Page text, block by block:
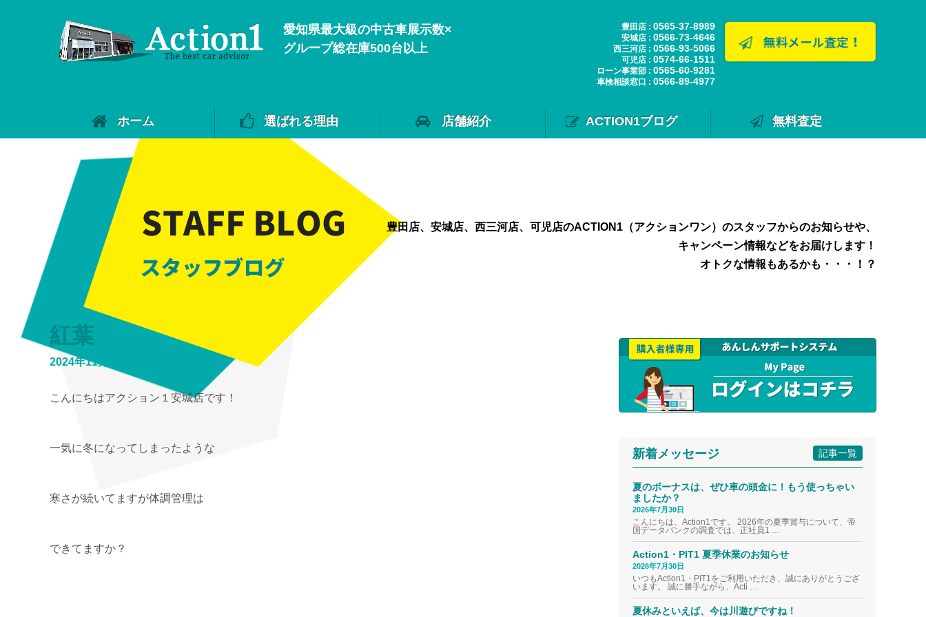
愛知県最大級の中古車展示数×
グループ総在庫500台以上
豊田店 : 0565-37-8989
安城店 : 0566-73-4646
西三河店 : 0566-93-5066
可児店 : 0574-66-1511
ローン事業部 : 0565-60-9281
車検相談窓口 : 0566-89-4977
ホーム 選ばれる理由 店舗紹介 ACTION1ブログ 無料査定
豊田店、安城店、西三河店、可児店のACTION1（アクションワン）のスタッフからのお知らせや、
キャンペーン情報などをお届けします！
オトクな情報もあるかも・・・！？
紅葉
2024年11月8日
こんにちはアクション１安城店です！
一気に冬になってしまったような
寒さが続いてますが体調管理は
できてますか？
記事一覧
新着メッセージ
夏のボーナスは、ぜひ車の頭金に！もう使っちゃい
ましたか？
2026年7月30日
こんにちは、Action1です。 2026年の夏季賞与について、帝
国データバンクの調査では、正社員1 …
Action1・PIT1 夏季休業のお知らせ
2026年7月30日
いつもAction1・PIT1をご利用いただき、誠にありがとうござ
います。 誠に勝手ながら、Acti …
夏休みといえば、今は川遊びですね！